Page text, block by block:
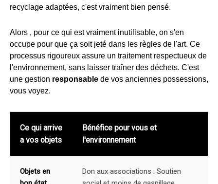
recyclage adaptées, c'est vraiment bien pensé.
Alors , pour ce qui est vraiment inutilisable, on s'en
occupe pour que ça soit jeté dans les règles de l'art. Ce
processus rigoureux assure un traitement respectueux de
l'environnement, sans laisser traîner des déchets. C'est
une gestion responsable de vos anciennes possessions,
vous voyez.
Ce qui arrive
a vos objets
Bénéfice pour vous et
l'environnement
Objets en
Don aux associations : Soutien